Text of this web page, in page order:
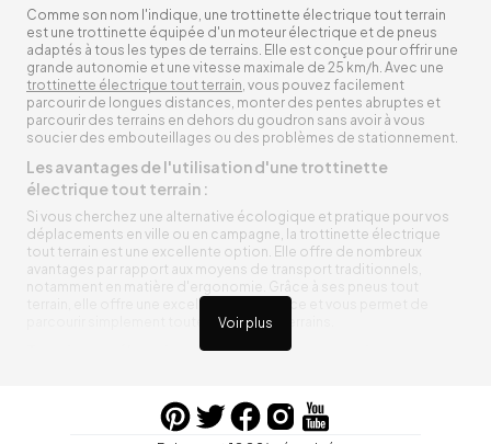
Voir plus
Comme son nom l'indique, une trottinette électrique tout terrain
est une trottinette équipée d'un moteur électrique et de pneus
adaptés à tous les types de terrains. Elle est conçue pour offrir une
grande autonomie et une vitesse maximale de 25 km/h. Avec une
trottinette électrique tout terrain, vous pouvez facilement
parcourir de longues distances, monter des pentes abruptes et
parcourir des terrains en dehors du goudron sans avoir à vous
soucier des embouteillages ou des problèmes de stationnement.
Les avantages de l'utilisation d'une trottinette
électrique tout terrain :
Si vous cherchez une alternative écologique et pratique pour vos
déplacements en ville ou en campagne, la trottinette électrique
tout terrain est une excellente option. Elle offre de nombreux
avantages par rapport aux moyens de transport traditionnels,
notamment en matière d'ergonomie. Grâce à ses pneus tout
terrain, elle offre une excellente adhérence et vous permet de
parcourir simplement toutes sortes de terrains.
Trottinette électrique tout terrain ergonomique
entre vos trajets, vous n’aurez pas à vous soucier de l’état de sa
batterie. De plus, elle est équipée de pneus résistants qui peuvent